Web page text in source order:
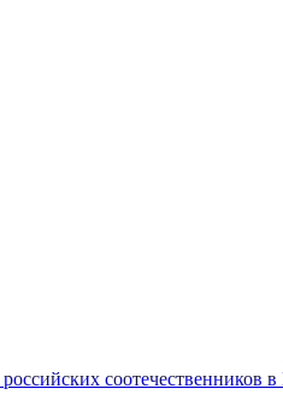
соотечественников в